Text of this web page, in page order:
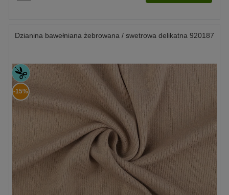
Dzianina bawełniana żebrowana / swetrowa delikatna 920187
-15%